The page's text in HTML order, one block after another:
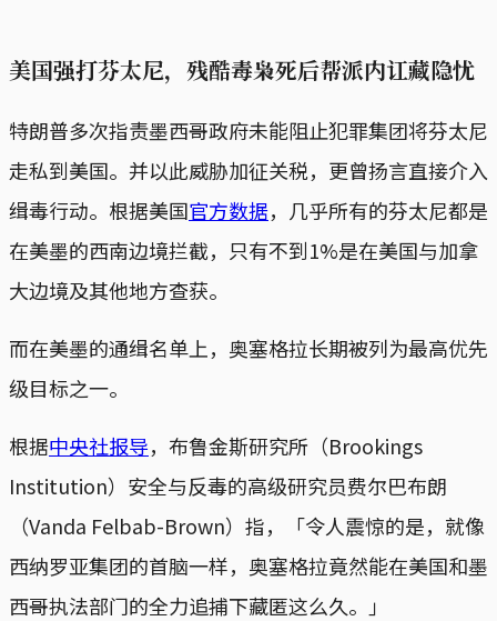
美国强打芬太尼，残酷毒枭死后帮派内讧藏隐忧
特朗普多次指责墨西哥政府未能阻止犯罪集团将芬太尼
走私到美国。并以此威胁加征关税，更曾扬言直接介入
缉毒行动。根据美国官方数据，几乎所有的芬太尼都是
在美墨的西南边境拦截，只有不到1%是在美国与加拿
大边境及其他地方查获。
而在美墨的通缉名单上，奥塞格拉长期被列为最高优先
级目标之一。
根据中央社报导，布鲁金斯研究所（Brookings
Institution）安全与反毒的高级研究员费尔巴布朗
（Vanda Felbab-Brown）指，「令人震惊的是，就像
西纳罗亚集团的首脑一样，奥塞格拉竟然能在美国和墨
西哥执法部门的全力追捕下藏匿这么久。」